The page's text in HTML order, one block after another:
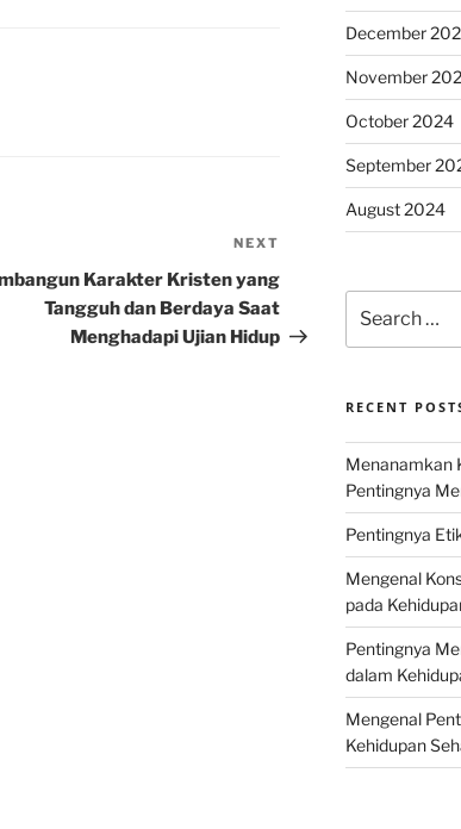
Post
NEXT
Karakter Kristen yang
Tangguh dan Berdaya Saat
Menghadapi Ujian Hidup
December
November
October 2024
September
August 2024
for:
RECENT
Menanamkan
Pentingnya
Pentingnya
Mengenal
pada
Pentingnya
dalam
Mengenal
Kehidupan